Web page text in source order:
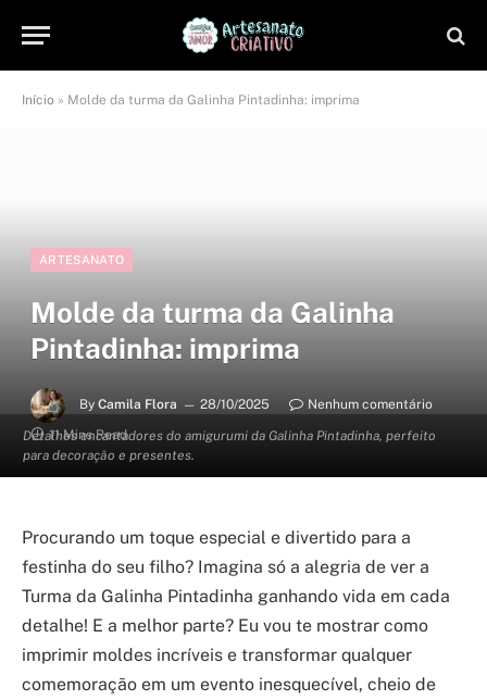
Início » Molde da turma da Galinha Pintadinha: imprima
Detalhes encantadores do amigurumi da Galinha Pintadinha, perfeito
para decoração e presentes.
ARTESANATO
Molde da turma da Galinha
Pintadinha: imprima
By Camila Flora 28/10/2025
Nenhum comentário
11 Mins Read
Procurando um toque especial e divertido para a
festinha do seu filho? Imagina só a alegria de ver a
Turma da Galinha Pintadinha ganhando vida em cada
detalhe! E a melhor parte? Eu vou te mostrar como
imprimir moldes incríveis e transformar qualquer
comemoração em um evento inesquecível, cheio de